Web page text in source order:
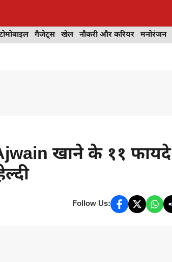
गैजेट्स खेल नौकरी और करियर मनोरंजन
खाने के ११ फायदे
Follow Us: